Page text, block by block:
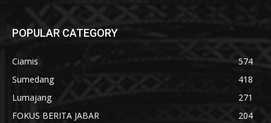
POPULAR CATEGORY
Ciamis
574
Sumedang
418
Lumajang
271
FOKUS BERITA JABAR
204